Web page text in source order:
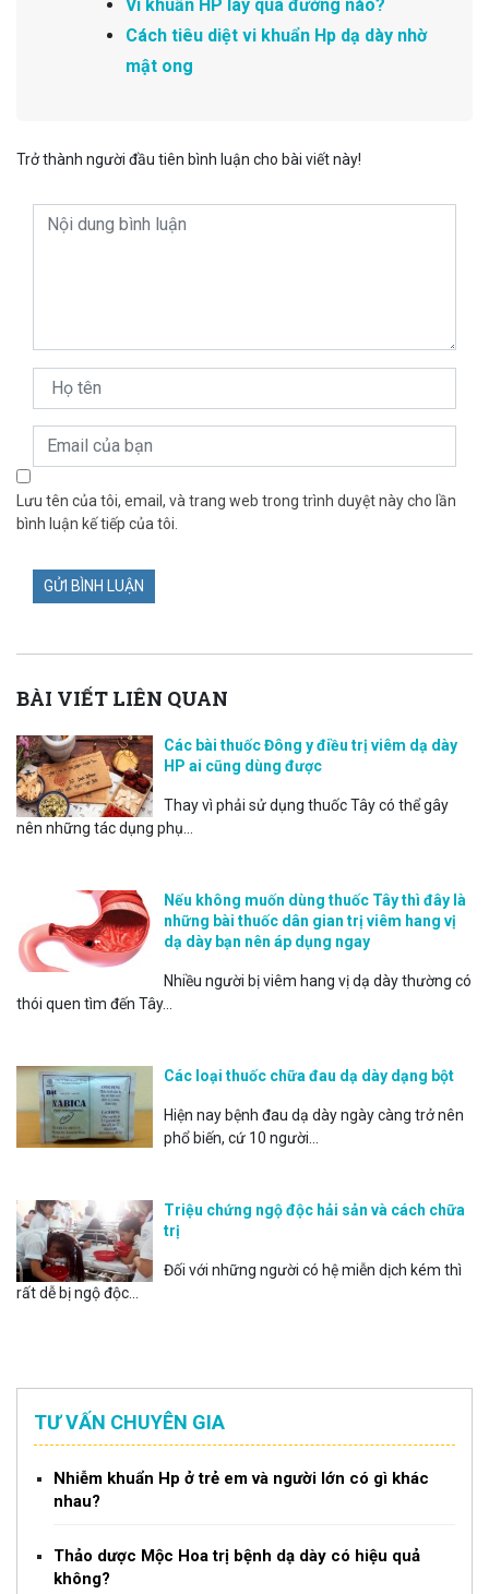
Vi khuẩn HP lây qua đường nào?
Cách tiêu diệt vi khuẩn Hp dạ dày nhờ
mật ong
Trở thành người đầu tiên bình luận cho bài viết này!
Lưu tên của tôi, email, và trang web trong trình duyệt này cho lần
bình luận kế tiếp của tôi.
BÀI VIẾT LIÊN QUAN
Các bài thuốc Đông y điều trị viêm dạ dày
HP ai cũng dùng được
Thay vì phải sử dụng thuốc Tây có thể gây
nên những tác dụng phụ...
Nếu không muốn dùng thuốc Tây thì đây là
những bài thuốc dân gian trị viêm hang vị
dạ dày bạn nên áp dụng ngay
Nhiều người bị viêm hang vị dạ dày thường có
thói quen tìm đến Tây...
Các loại thuốc chữa đau dạ dày dạng bột
Hiện nay bệnh đau dạ dày ngày càng trở nên
phổ biến, cứ 10 người...
Triệu chứng ngộ độc hải sản và cách chữa
trị
Đối với những người có hệ miễn dịch kém thì
rất dễ bị ngộ độc...
TƯ VẤN CHUYÊN GIA
Nhiễm khuẩn Hp ở trẻ em và người lớn có gì khác
nhau?
Thảo dược Mộc Hoa trị bệnh dạ dày có hiệu quả
không?